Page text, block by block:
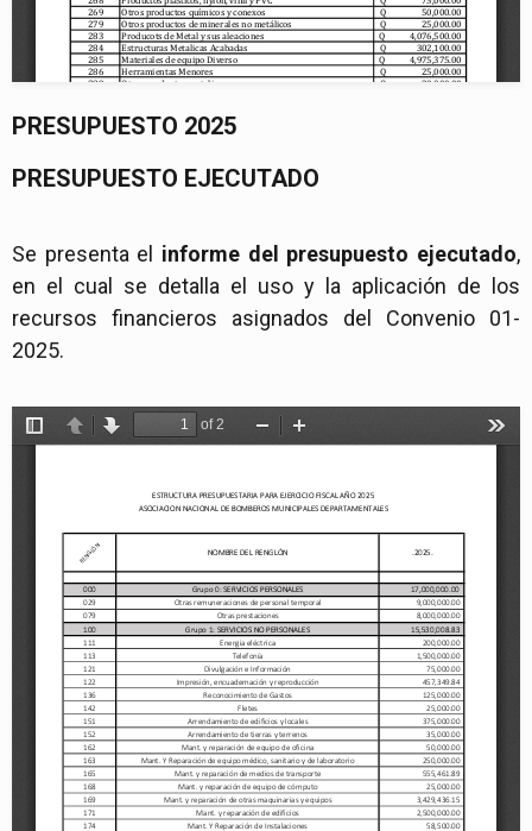
PRESUPUESTO 2025
PRESUPUESTO EJECUTADO
Se presenta el informe del presupuesto ejecutado,
en el cual se detalla el uso y la aplicación de los
recursos financieros asignados del Convenio 01-
2025.